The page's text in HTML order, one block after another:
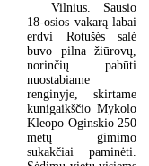
Vilnius. Sausio
18-osios vakarą labai
erdvi Rotušės salė
buvo pilna žiūrovų,
norinčių pabūti
nuostabiame
renginyje, skirtame
kunigaikščio Mykolo
Kleopo Oginskio 250
metų gimimo
sukakčiai paminėti.